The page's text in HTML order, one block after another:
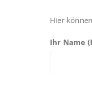
Hier
Ihr Name